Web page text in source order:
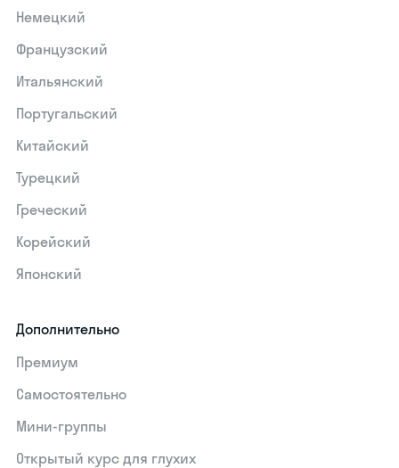
Немецкий
Французский
Итальянский
Португальский
Китайский
Турецкий
Греческий
Корейский
Японский
Дополнительно
Премиум
Самостоятельно
Мини-группы
Открытый курс для глухих